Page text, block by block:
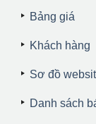
Bảng giá
Khách hàng
Sơ đồ
Danh sách